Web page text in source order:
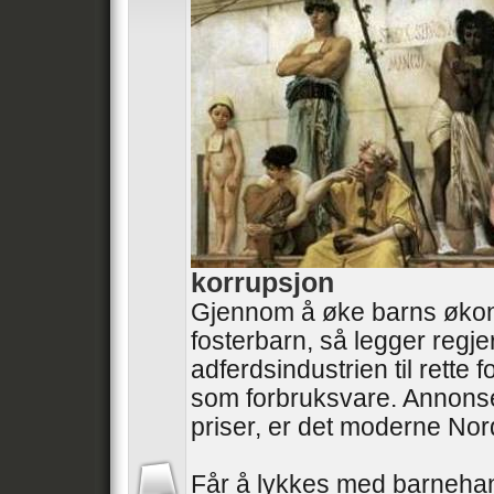
korrupsjon
Gjennom å øke barns
fosterbarn, så legger
adferdsindustrien til rette
som forbruksvare.
priser, er det moderne
Får å lykkes med